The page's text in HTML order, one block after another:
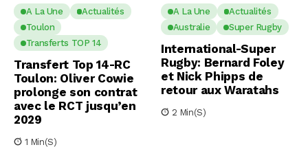
A La Une
Actualités
Toulon
Transferts TOP 14
Transfert Top 14-RC
Toulon: Oliver Cowie
prolonge son contrat
avec le RCT jusqu’en
2029
1 Min(s)
A La Une
Actualités
Australie
Super Rugby
International-Super
Rugby: Bernard Foley
et Nick Phipps de
retour aux Waratahs
2 Min(s)